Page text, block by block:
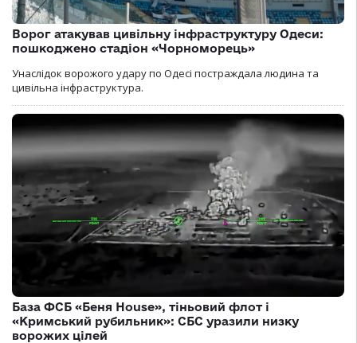
Ворог атакував цивільну інфраструктуру Одеси:
пошкоджено стадіон «Чорноморець»
Унаслідок ворожого удару по Одесі постраждала людина та
цивільна інфраструктура.
База ФСБ «Беня House», тіньовий флот і
«Кримський рубильник»: СБС уразили низку
ворожих цілей